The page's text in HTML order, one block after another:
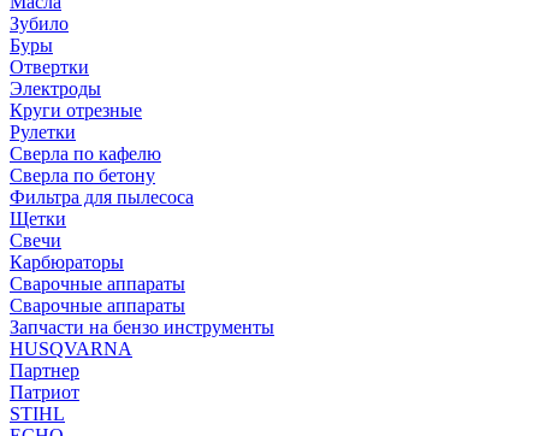
Зубило
Буры
Отвертки
Электроды
Круги отрезные
Рулетки
Сверла по кафелю
Сверла по бетону
Фильтра для пылесоса
Щетки
Свечи
Карбюраторы
Сварочные аппараты
Сварочные аппараты
Запчасти на бензо инструменты
HUSQVARNA
Партнер
Патриот
STIHL